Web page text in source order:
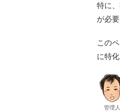
特に
が必
この
に特
管理人